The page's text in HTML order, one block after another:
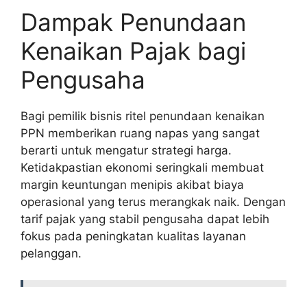
Dampak Penundaan
Kenaikan Pajak bagi
Pengusaha
Bagi pemilik bisnis ritel penundaan kenaikan
PPN memberikan ruang napas yang sangat
berarti untuk mengatur strategi harga.
Ketidakpastian ekonomi seringkali membuat
margin keuntungan menipis akibat biaya
operasional yang terus merangkak naik. Dengan
tarif pajak yang stabil pengusaha dapat lebih
fokus pada peningkatan kualitas layanan
pelanggan.